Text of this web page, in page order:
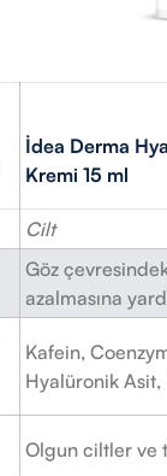
İdea Derma
Kremi 15 ml
Cilt
Göz
azalmasına
Kafein,
Hyalüronik
Olgun ciltler ve